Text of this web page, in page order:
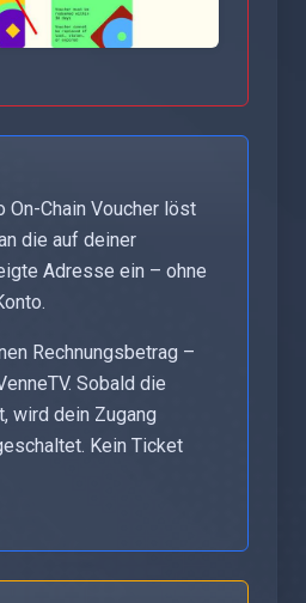
On-Chain Voucher löst
die auf deiner
Adresse ein – ohne
Rechnungsbetrag –
Sobald die
wird dein Zugang
Kein Ticket